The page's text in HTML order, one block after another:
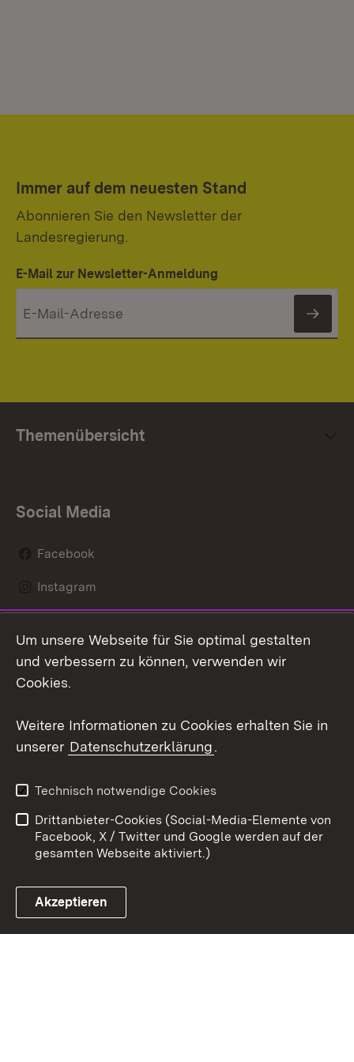
Immer auf dem neuesten Stand
Abonnieren Sie den Newsletter der
Landesregierung.
E-Mail zur Newsletter-Anmeldung
Themenübersicht
Social Media
Facebook
Instagram
Mastodon
Youtube
Link zum Landesportal
Kontakt
Datenschutz
Barrierefreiheit
Impressum Cookies
Um unsere Webseite für Sie optimal gestalten
und verbessern zu können, verwenden wir
Cookies.
Weitere Informationen zu Cookies erhalten Sie in
unserer Datenschutzerklärung.
Technisch notwendige Cookies
Drittanbieter-Cookies (Social-Media-Elemente von
Facebook, X / Twitter und Google werden auf der
gesamten Webseite aktiviert.)
Akzeptieren